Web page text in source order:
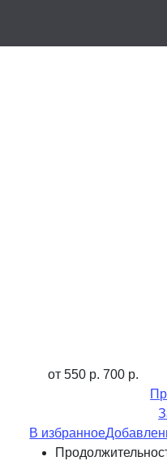
от 550 р. 700 р.
В избранное